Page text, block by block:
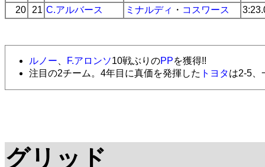
20
21 C.アルバース ミナルディ ・ コスワース
ルノー F.アロンソ10戦ぶりのPPを獲得!!
注目の2チーム。4年目に真価を発揮した トヨタは2-5、
グリッド